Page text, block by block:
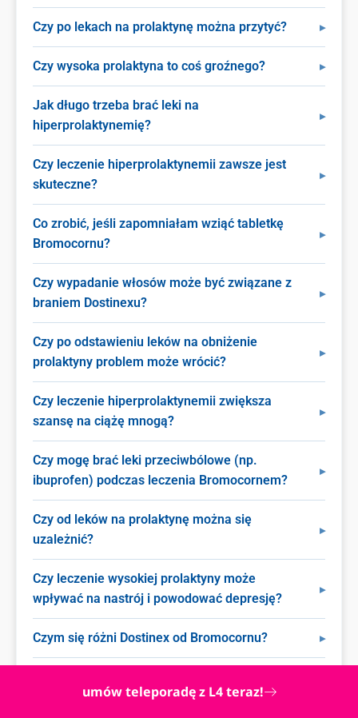
Czy po lekach na prolaktynę można przytyć?
Czy wysoka prolaktyna to coś groźnego?
Jak długo trzeba brać leki na
hiperprolaktynemię?
Czy leczenie hiperprolaktynemii zawsze jest
skuteczne?
Co zrobić, jeśli zapomniałam wziąć tabletkę
Bromocornu?
Czy wypadanie włosów może być związane z
braniem Dostinexu?
Czy po odstawieniu leków na obniżenie
prolaktyny problem może wrócić?
Czy leczenie hiperprolaktynemii zwiększa
szansę na ciążę mnogą?
Czy mogę brać leki przeciwbólowe (np.
ibuprofen) podczas leczenia Bromocornem?
Czy od leków na prolaktynę można się
uzależnić?
Czy leczenie wysokiej prolaktyny może
wpływać na nastrój i powodować depresję?
Czym się różni Dostinex od Bromocornu?
razem z lekami na receptę na prolaktynę?
umów teleporadę z L4 teraz!